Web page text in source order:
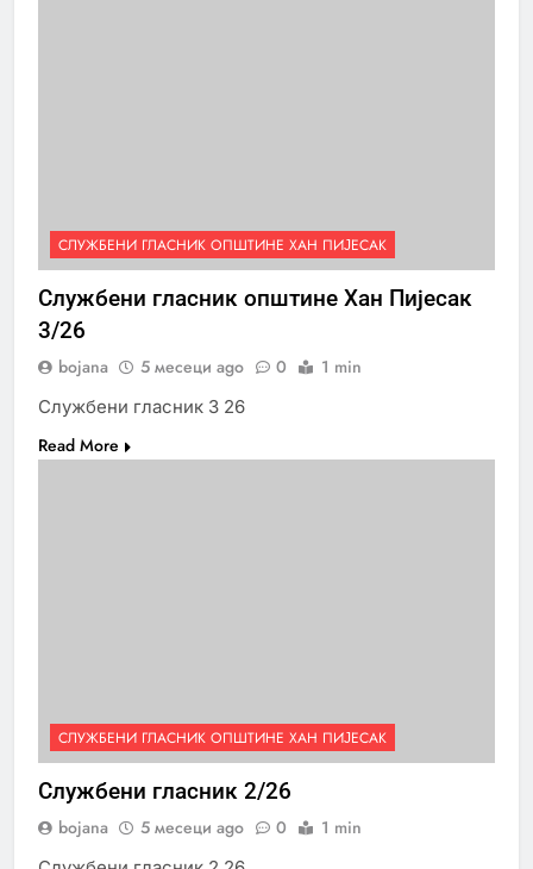
СЛУЖБЕНИ ГЛАСНИК ОПШТИНЕ ХАН ПИЈЕСАК
Службени гласник општине Хан Пијесак
3/26
bojana 5 месеци ago 0 1 min
Службени гласник 3 26
Read More
СЛУЖБЕНИ ГЛАСНИК ОПШТИНЕ ХАН ПИЈЕСАК
Службени гласник 2/26
bojana 5 месеци ago 0 1 min